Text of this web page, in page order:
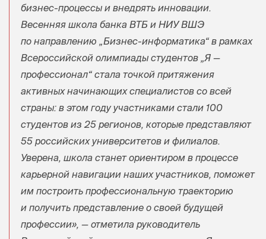
бизнес-процессы и внедрять инновации.
Весенняя школа банка ВТБ и НИУ ВШЭ
по направлению „Бизнес-информатика“ в рамках
Всероссийской олимпиады студентов „Я —
профессионал“ стала точкой притяжения
активных начинающих специалистов со всей
страны: в этом году участниками стали 100
студентов из 25 регионов, которые представляют
55 российских университетов и филиалов.
Уверена, школа станет ориентиром в процессе
карьерной навигации наших участников, поможет
им построить профессиональную траекторию
и получить представление о своей будущей
профессии», — отметила руководитель